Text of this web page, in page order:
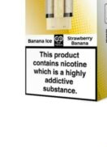
お買
ショ
カート0 商